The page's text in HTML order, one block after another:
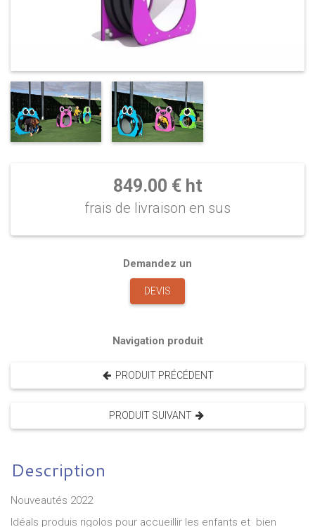
849.00 € ht
frais de livraison en sus
Demandez un
DEVIS
Navigation produit
PRODUIT PRÉCÉDENT
PRODUIT SUIVANT
Description
Nouveautés 2022
Idéals produis rigolos pour accueillir les enfants et bien